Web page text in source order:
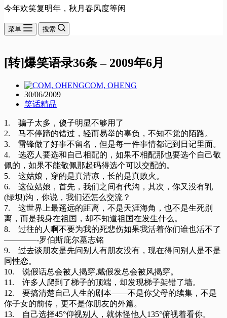
今年欢笑复明年，秋月春风度等闲
菜单 搜索
[转]爆笑语录36条 – 2009年6月
COM, OHENG
30/06/2009
笑话精品
1. 骗子太多，傻子明显不够用了
2. 马不停蹄的错过，轻而易举的辜负，不知不觉的陌路。
3. 雷锋做了好事不留名，但是每一件事情都记到日记里面。
4. 选恋人要选和自己相配的，如果不相配那也要选个自己敬
佩的，如果不能敬佩那起码得选个可以交配的。
5. 这姑娘，穿的是真清凉，长的是真败火。
6. 这位姑娘，首先，我们之间有代沟，其次，你又没有乳
(绿坝)沟，你说，我们还怎么交流？
7. 这世界上最遥远的距离，不是天涯海角，也不是生死别
离，而是我身在祖国，却不知道祖国在发生什么。
8. 过往的人啊不要为我的死悲伤如果我活着你们谁也活不了
――――-罗伯斯庇尔墓志铭
9. 过去谈朋友是先问别人有朋友没有，现在得问别人是不是
同性恋。
10. 说假话总会被人揭穿,戴假发总会被风揭穿。
11. 许多人爬到了梯子的顶端，却发现梯子架错了墙。
12. 要搞清楚自己人生的剧本――不是你父母的续集，不是
你子女的前传，更不是你朋友的外篇。
13. 自己选择45°仰视别人，就休怪他人135°俯视着看你。